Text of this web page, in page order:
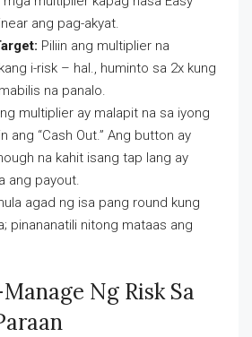
ang pag-akyat.
Piliin ang multiplier na
i-risk – hal., huminto sa 2x kung
na panalo.
multiplier ay malapit na sa iyong
ang “Cash Out.” Ang button ay
na kahit isang tap lang ay
ang payout.
agad ng isa pang round kung
pinananatili nitong mataas ang
Ng Risk Sa